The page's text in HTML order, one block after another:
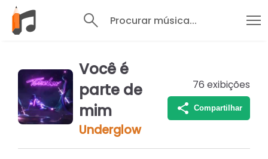
Procurar música...
Você é
parte de
mim
Underglow
76 exibições
Compartilhar